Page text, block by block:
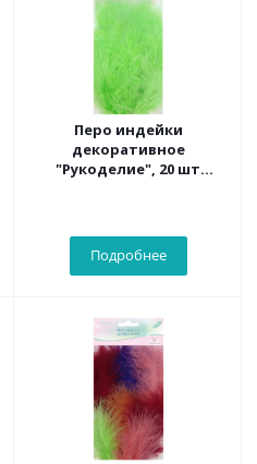
Перо индейки
декоративное
"Рукоделие", 20 шт
Подробнее